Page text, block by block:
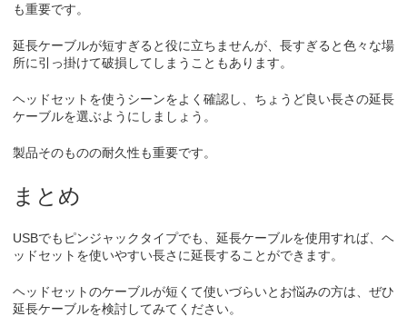
も重要です。
延長ケーブルが短すぎると役に立ちませんが、長すぎると色々な場
所に引っ掛けて破損してしまうこともあります。
ヘッドセットを使うシーンをよく確認し、ちょうど良い長さの延長
ケーブルを選ぶようにしましょう。
製品そのものの耐久性も重要です。
まとめ
USBでもピンジャックタイプでも、延長ケーブルを使用すれば、ヘ
ッドセットを使いやすい長さに延長することができます。
ヘッドセットのケーブルが短くて使いづらいとお悩みの方は、ぜひ
延長ケーブルを検討してみてください。